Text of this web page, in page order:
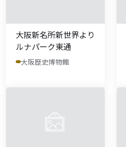
大阪新名所新世界より
ルナパーク東通
大阪歴史博物館